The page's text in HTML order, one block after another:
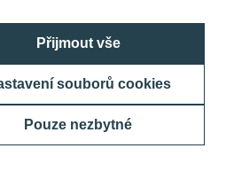
Přijmout vše
souborů cookies
Pouze nezbytné
Píky 430/26
- Dejvice
666